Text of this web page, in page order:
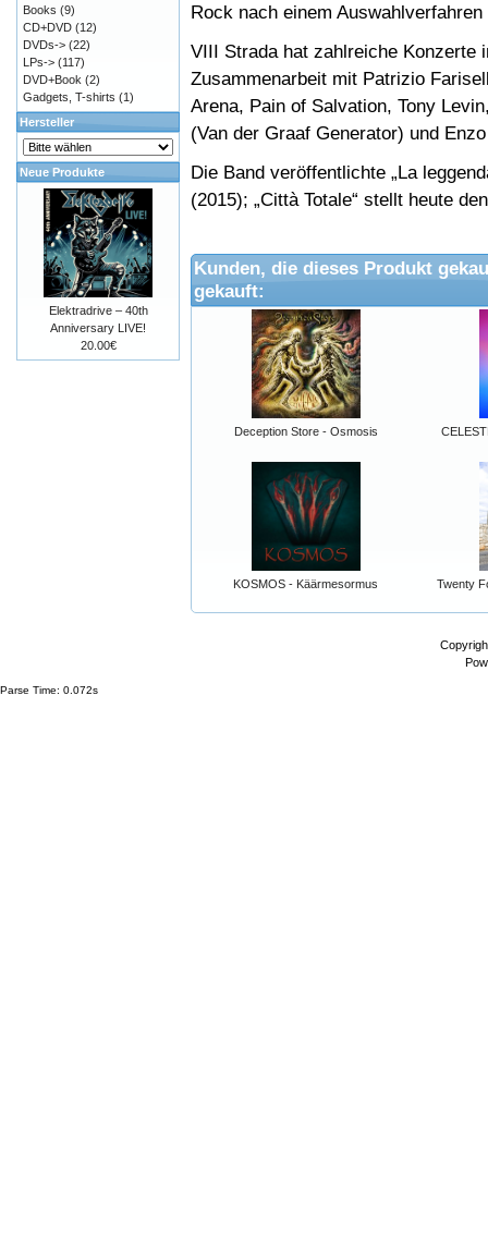
Rock nach einem
VIII Strada hat zahlreiche Konzerte
Zusammenarbeit mit Patrizio
Arena, Pain of Salvation, Tony
(Van der Graaf Generator) und
Die Band veröffentlichte „La
(2015); „Città Totale“ stellt heute
Kunden, die dieses Produkt
gekauft:
Deception Store - Osmosis
KOSMOS - Käärmesormus Twenty
Books (9)
CD+DVD (12)
DVDs-> (22)
LPs-> (117)
DVD+Book (2)
Gadgets, T-shirts (1)
Hersteller
Neue Produkte
Elektradrive – 40th
Anniversary LIVE!
20.00€
Parse Time: 0.072s